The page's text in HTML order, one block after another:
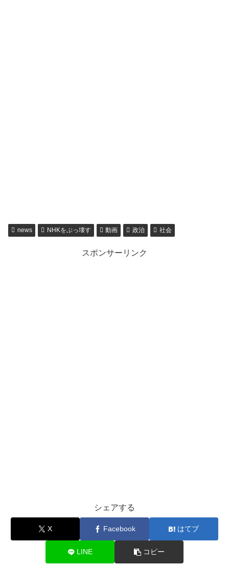
news NHKをぶっ壊す 動画 政治 社会
スポンサーリンク
シェアする
X Facebook はてブ
LINE コピー